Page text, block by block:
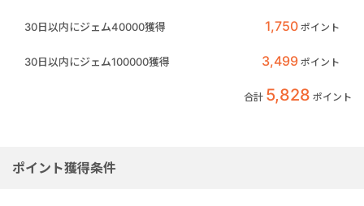
30日以内にジェム40000獲得 1,750 ポイント
30日以内にジェム100000獲得 3,499 ポイント
合計 5,828 ポイント
ポイント獲得条件